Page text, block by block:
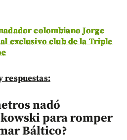
colombiano Jorge
exclusivo club de la Triple
respuestas:
nadó
para romper
Báltico?